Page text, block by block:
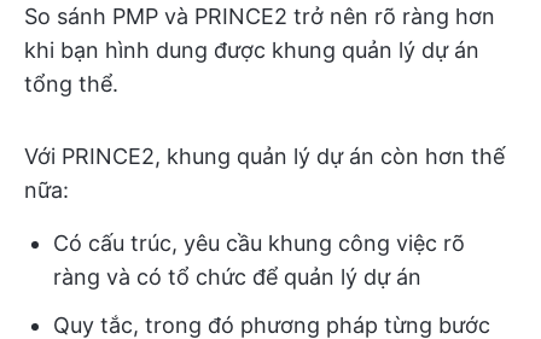
So sánh PMP và PRINCE2 trở nên rõ ràng hơn
khi bạn hình dung được khung quản lý dự án
tổng thể.
Với PRINCE2, khung quản lý dự án còn hơn thế
nữa:
Có cấu trúc, yêu cầu khung công việc rõ
ràng và có tổ chức để quản lý dự án
Quy tắc, trong đó phương pháp từng bước